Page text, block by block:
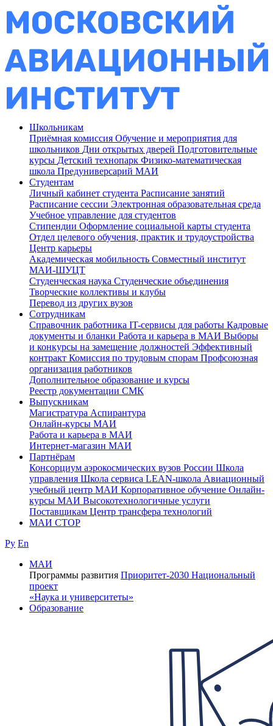
Школьникам
Приёмная комиссия Обучение и мероприятия для
школьников Дни открытых дверей Подготовительные
курсы Детский технопарк Физико-математическая
школа Предуниверсарий МАИ
Студентам
Личный кабинет студента Расписание занятий
Расписание сессии Электронная образовательная среда
Учебное управление для студентов
Стипендии Оформление социальной карты студента
Отдел целевого обучения, практик и трудоустройства
Центр карьеры
Академическая мобильность Совместный институт
МАИ-ШУЦТ
Студенческая наука Студенческие объединения
Творческие коллективы и клубы
Перевод из других вузов
Сотрудникам
Cправочник работника IT-сервисы для работы Кадровые
документы и бланки Работа и карьера в МАИ Выборы
и конкурсы на замещение должностей Эффективный
контракт Комиссия по трудовым спорам Профсоюзная
организация работников
Дополнительное образование и курсы
Реестр документации СМК
Выпускникам
Магистратура Аспирантура
Онлайн-курсы МАИ
Работа и карьера в МАИ
Интернет-магазин МАИ
Партнёрам
Консорциум аэрокосмических вузов России Школа
управления Школа сервиса LEAN-школа Авиационный
учебный центр МАИ Корпоративное обучение Онлайн-
курсы МАИ Высокотехнологичные услуги
Поставщикам Центр трансфера технологий
МАИ СТОР
Ру En
МАИ
Программы развития Приоритет-2030 Национальный
проект
«Наука и университеты»
Образование